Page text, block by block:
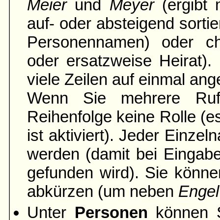
Meierund Meyer(ergibt
auf- oder absteigend
Personennamen) oder
oder ersatzweise
viele Zeilen auf einmal
Wenn Sie mehrere
Reihenfolge keine Rolle
ist aktiviert). Jeder
werden (damit bei
gefunden wird). Sie
abkürzen (um neben Engel
Unter Personen können